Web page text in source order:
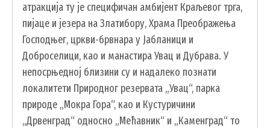
атракција ту је специфичан амбијент Краљевог трга,
пијаце и језера на Златибору, Храма Преображења
Господњег, цркви-брвнара у Јабланици и
Доброселици, као и манастира Увац и Дубрава. У
непосрњедној близини су и надалеко познати
локалитети Природног резервата „Увац“, парка
природе „Мокра Гора“, као и Кустуричини
„Дрвенград“ односно „Мећавник“ и „Каменград“ то